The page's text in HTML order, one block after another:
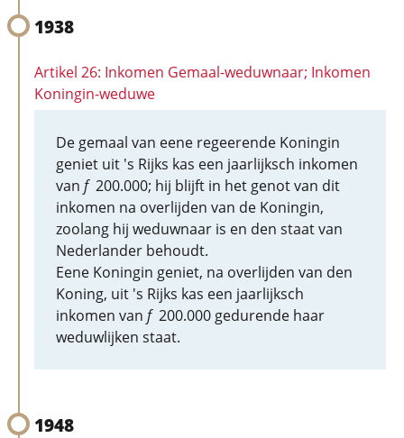
1938
Artikel 26: Inkomen Gemaal-weduwnaar; Inkomen
Koningin-weduwe
De gemaal van eene regeerende Koningin
geniet uit 's Rijks kas een jaarlijksch inkomen
van f200.000; hij blijft in het genot van dit
inkomen na overlijden van de Koningin,
zoolang hij weduwnaar is en den staat van
Nederlander behoudt.
Eene Koningin geniet, na overlijden van den
Koning, uit 's Rijks kas een jaarlijksch
inkomen van f200.000 gedurende haar
weduwlijken staat.
1948